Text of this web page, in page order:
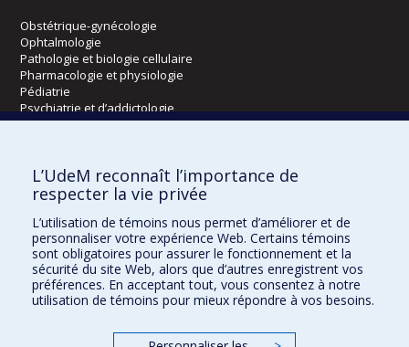
Obstétrique-gynécologie
Ophtalmologie
Pathologie et biologie cellulaire
Pharmacologie et physiologie
Pédiatrie
Psychiatrie et d’addictologie
Radiologie, radio-oncologie et médecine nucléaire
Écoles
Orthophonie et audiologie
Réadaptation
Directions
L’UdeM reconnaît l’importance de
respecter la vie privée
L’utilisation de témoins nous permet d’améliorer et de
personnaliser votre expérience Web. Certains témoins
sont obligatoires pour assurer le fonctionnement et la
sécurité du site Web, alors que d’autres enregistrent vos
préférences. En acceptant tout, vous consentez à notre
utilisation de témoins pour mieux répondre à vos besoins.